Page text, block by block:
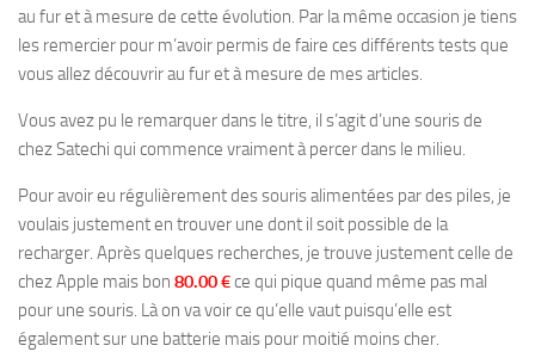
au fur et à mesure de cette évolution. Par la même occasion je tiens
les remercier pour m’avoir permis de faire ces différents tests que
vous allez découvrir au fur et à mesure de mes articles.
Vous avez pu le remarquer dans le titre, il s’agit d’une souris de
chez Satechi qui commence vraiment à percer dans le milieu.
Pour avoir eu régulièrement des souris alimentées par des piles, je
voulais justement en trouver une dont il soit possible de la
recharger. Après quelques recherches, je trouve justement celle de
chez Apple mais bon 80.00 €ce qui pique quand même pas mal
pour une souris. Là on va voir ce qu’elle vaut puisqu’elle est
également sur une batterie mais pour moitié moins cher.